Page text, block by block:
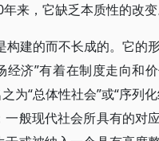
来，它缺乏本质性的改变
建的而不长成的。它的
经济”有着在制度走向和
为“总体性社会”或“序列
般现代社会所具有的对